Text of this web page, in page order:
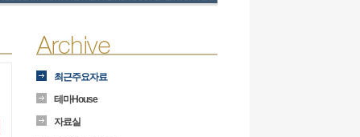
최근주요자료
테마House
자료실